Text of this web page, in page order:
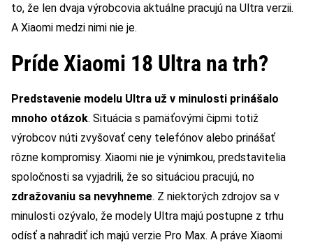
to, že len dvaja výrobcovia aktuálne pracujú na Ultra verzii.
A Xiaomi medzi nimi nie je.
Príde Xiaomi 18 Ultra na trh?
Predstavenie modelu Ultra už v minulosti prinášalo
mnoho otázok. Situácia s pamäťovými čipmi totiž
výrobcov núti zvyšovať ceny telefónov alebo prinášať
rôzne kompromisy. Xiaomi nie je výnimkou, predstavitelia
spoločnosti sa vyjadrili, že so situáciou pracujú, no
zdražovaniu sa nevyhneme. Z niektorých zdrojov sa v
minulosti ozývalo, že modely Ultra majú postupne z trhu
odísť a nahradiť ich majú verzie Pro Max. A práve Xiaomi